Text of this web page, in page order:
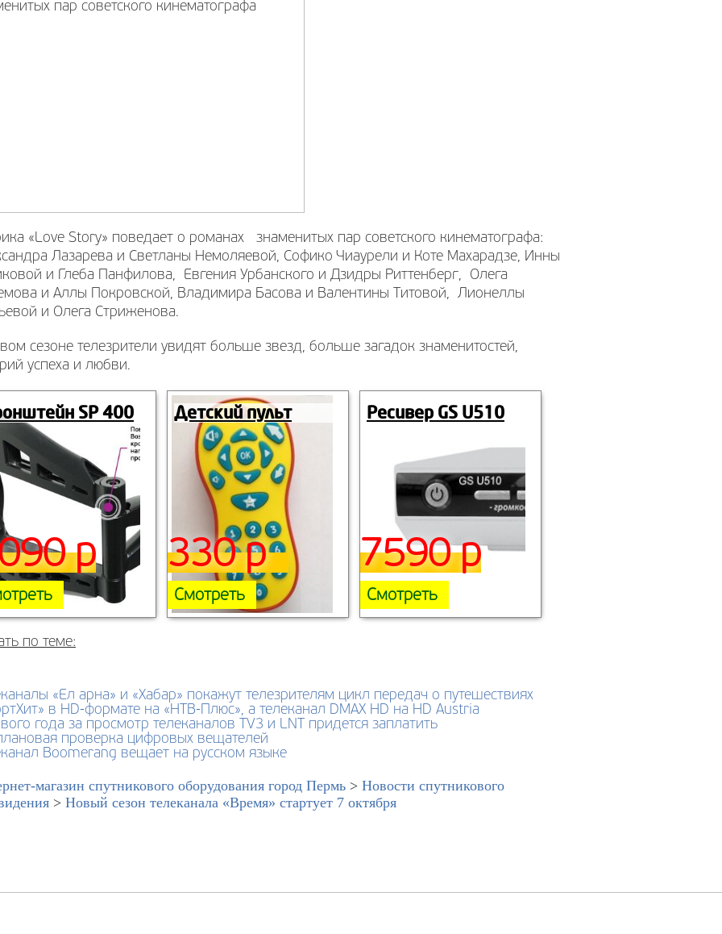
«Love Story» поведает о романах знаменитых пар советского кинематографа:
Лазарева и Светланы Немоляевой, Софико Чиаурели и Коте Махарадзе, Инны
и Глеба Панфилова, Евгения Урбанского и Дзидры Риттенберг, Олега
и Аллы Покровской, Владимира Басова и Валентины Титовой, Лионеллы
и Олега Стриженова.
сезоне телезрители увидят больше звезд, больше загадок знаменитостей,
успеха и любви.
SP 400
р
Детский пульт
Смотреть
330 р
Ресивер GS U510
Смотреть
7590 р
по теме:
«Ел арна» и «Хабар» покажут телезрителям цикл передач о путешествиях
в HD-формате на «НТВ-Плюс», а телеканал DMAX HD на HD Austria
года за просмотр телеканалов TV3 и LNT придется заплатить
проверка цифровых вещателей
Boomerang вещает на русском языке
магазин спутникового оборудования город Пермь > Новости спутникового
> Новый сезон телеканала «Время» стартует 7 октября